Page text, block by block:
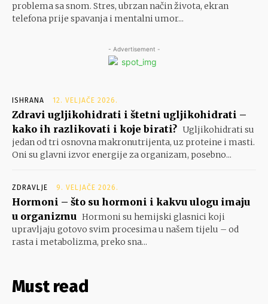
problema sa snom. Stres, ubrzan način života, ekran
telefona prije spavanja i mentalni umor...
- Advertisement -
ISHRANA 12. VELJAČE 2026.
Zdravi ugljikohidrati i štetni ugljikohidrati –
kako ih razlikovati i koje birati? Ugljikohidrati su
jedan od tri osnovna makronutrijenta, uz proteine i masti.
Oni su glavni izvor energije za organizam, posebno...
ZDRAVLJE 9. VELJAČE 2026.
Hormoni – što su hormoni i kakvu ulogu imaju
u organizmu Hormoni su hemijski glasnici koji
upravljaju gotovo svim procesima u našem tijelu – od
rasta i metabolizma, preko sna...
Must read